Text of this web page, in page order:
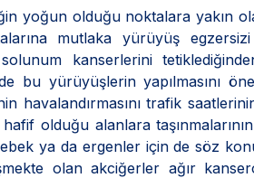
yoğun olduğu noktalara yakın
mutlaka yürüyüş
kanserlerini
bu yürüyüşlerin yapılmasını
havalandırmasını trafik
olduğu alanlara
ya da ergenler için de söz
olan akciğerler ağır